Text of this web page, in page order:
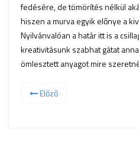
fedésére, de tömörítés nélkül
hiszen a murva egyik előnye a
Nyilvánvalóan a határ itt is a
kreativitásunk szabhat gátat
ömlesztett anyagot mire
Előző